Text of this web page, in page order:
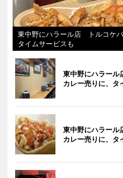
東中野にハラール店 トルコケバ
タイムサービスも
東中野にハラー
カレー売りに、タ
東中野にハラー
カレー売りに、タ